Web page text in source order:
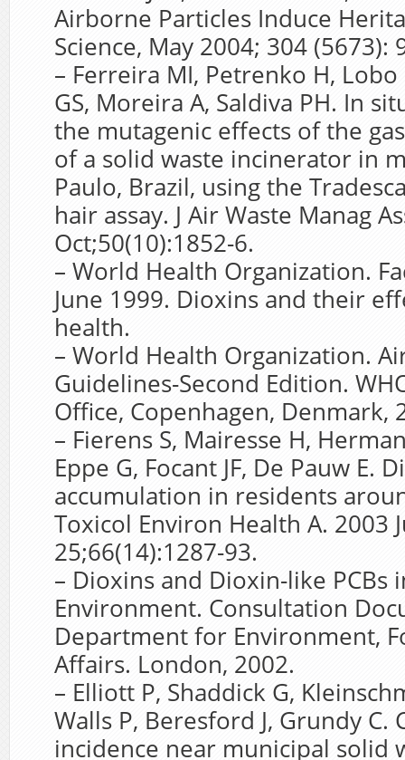
Airborne Particles Induce
Science, May 2004; 304 (5673):
– Ferreira MI, Petrenko H, Lobo
GS, Moreira A, Saldiva PH. In
the mutagenic effects of the
of a solid waste incinerator in
Paulo, Brazil, using the
hair assay. J Air Waste Manag
Oct;50(10):1852-6.
– World Health Organization.
June 1999. Dioxins and their
health.
– World Health Organization.
Guidelines-Second Edition.
Office, Copenhagen, Denmark,
– Fierens S, Mairesse H,
Eppe G, Focant JF, De Pauw E.
accumulation in residents
Toxicol Environ Health A. 2003
25;66(14):1287-93.
– Dioxins and Dioxin-like PCBs
Environment. Consultation
Department for Environment,
Affairs. London, 2002.
– Elliott P, Shaddick G,
Walls P, Beresford J, Grundy C.
incidence near municipal solid